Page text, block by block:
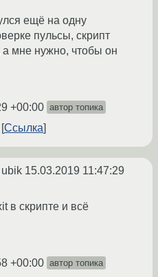
ещё на одну
пульсы, скрипт
а мне нужно, чтобы он
+00:00 автор топика
Ссылка
ubik 15.03.2019 11:47:29
в скрипте и всё
+00:00 автор топика